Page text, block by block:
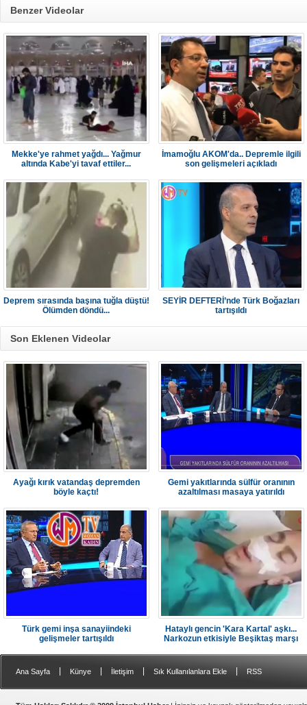
Benzer Videolar
Mekke'ye rahmet yağdı... Yağmur
altında Kabe'yi tavaf ettiler...
İmamoğlu AKOM'da.. Depremle ilgili
son gelişmeleri açıkladı
Deprem sırasında başına tuğla düştü!
Ölümden döndü...
SEYİR DEFTERİ’nde Türk Boğazları
tartışıldı
Son Eklenen Videolar
Ayağı kırık vatandaş depremden
böyle kaçtı!
Gemi yakıtlarında sülfür oranının
azaltılması masaya yatırıldı
Türk gemi inşa sanayiindeki
gelişmeler tartışıldı
Hataylı gencin 'Kara Kartal' aşkı...
Narkozun etkisiyle Beşiktaş marşı
Ana Sayfa Künye İletişim Sık Kullanılanlara Ekle RSS